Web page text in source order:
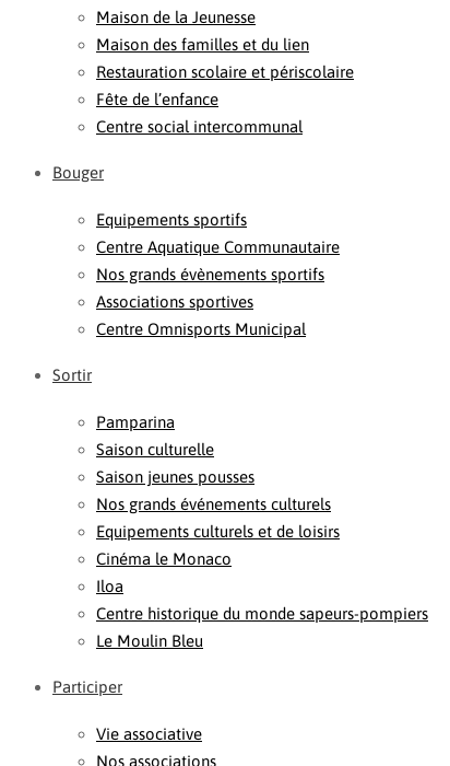
Maison de la Jeunesse
Maison des familles et du lien
Restauration scolaire et périscolaire
Fête de l’enfance
Centre social intercommunal
Bouger
Equipements sportifs
Centre Aquatique Communautaire
Nos grands évènements sportifs
Associations sportives
Centre Omnisports Municipal
Sortir
Pamparina
Saison culturelle
Saison jeunes pousses
Nos grands événements culturels
Equipements culturels et de loisirs
Cinéma le Monaco
Iloa
Centre historique du monde sapeurs-pompiers
Le Moulin Bleu
Participer
Vie associative
Nos associations